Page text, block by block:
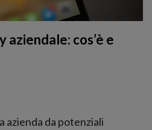
aziendale: cos’è e
azienda da potenziali